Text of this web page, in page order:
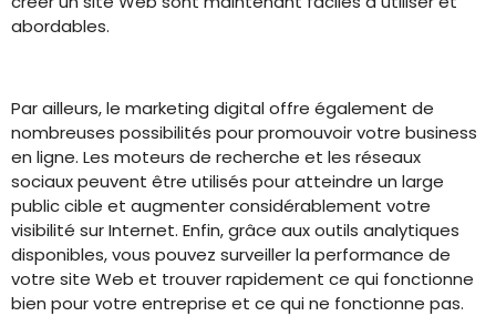
abordables.
Par ailleurs, le marketing digital offre également de
nombreuses possibilités pour promouvoir votre business
en ligne. Les moteurs de recherche et les réseaux
sociaux peuvent être utilisés pour atteindre un large
public cible et augmenter considérablement votre
visibilité sur Internet. Enfin, grâce aux outils analytiques
disponibles, vous pouvez surveiller la performance de
votre site Web et trouver rapidement ce qui fonctionne
bien pour votre entreprise et ce qui ne fonctionne pas.